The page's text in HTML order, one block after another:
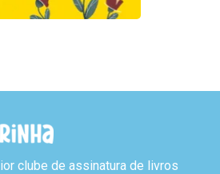
clube de assinatura de livros